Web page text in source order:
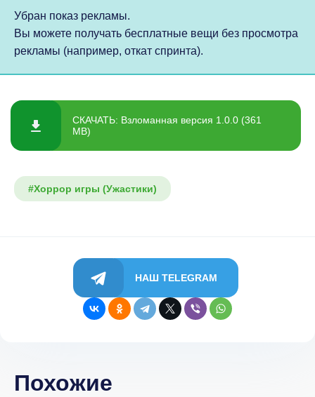
Убран показ рекламы.
Вы можете получать бесплатные вещи без просмотра
рекламы (например, откат спринта).
СКАЧАТЬ: Взломанная версия 1.0.0 (361
MB)
#Хоррор игры (Ужастики)
НАШ TELEGRAM
Похожие